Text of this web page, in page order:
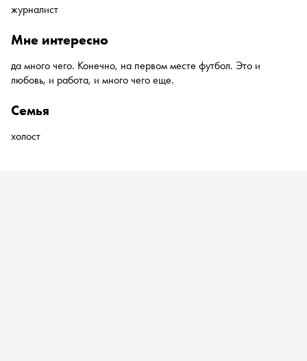
журналист
мне интересно
да много чего. Конечно, на первом месте футбол. Это и
любовь, и работа, и много чего еще.
семья
холост